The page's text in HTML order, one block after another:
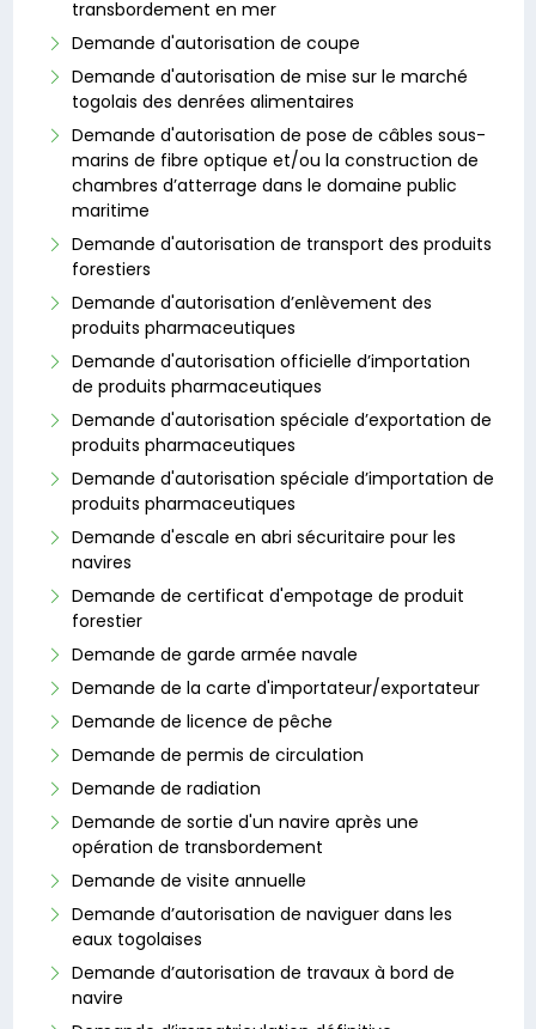
transbordement en mer
Demande d'autorisation de coupe
Demande d'autorisation de mise sur le marché
togolais des denrées alimentaires
Demande d'autorisation de pose de câbles sous-
marins de fibre optique et/ou la construction de
chambres d’atterrage dans le domaine public
maritime
Demande d'autorisation de transport des produits
forestiers
Demande d'autorisation d’enlèvement des
produits pharmaceutiques
Demande d'autorisation officielle d’importation
de produits pharmaceutiques
Demande d'autorisation spéciale d’exportation de
produits pharmaceutiques
Demande d'autorisation spéciale d’importation de
produits pharmaceutiques
Demande d'escale en abri sécuritaire pour les
navires
Demande de certificat d'empotage de produit
forestier
Demande de garde armée navale
Demande de la carte d'importateur/exportateur
Demande de licence de pêche
Demande de permis de circulation
Demande de radiation
Demande de sortie d'un navire après une
opération de transbordement
Demande de visite annuelle
Demande d’autorisation de naviguer dans les
eaux togolaises
Demande d’autorisation de travaux à bord de
navire